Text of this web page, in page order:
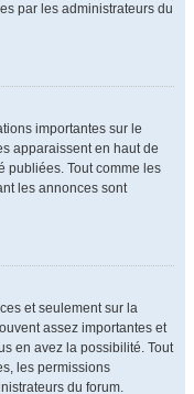
par les administrateurs du
importantes sur le
apparaissent en haut de
publiées. Tout comme les
les annonces sont
et seulement sur la
assez importantes et
en avez la possibilité. Tout
les permissions
du forum.